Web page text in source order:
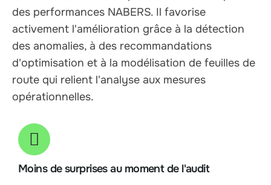
des performances NABERS. Il favorise
activement l'amélioration grâce à la détection
des anomalies, à des recommandations
d'optimisation et à la modélisation de feuilles de
route qui relient l'analyse aux mesures
opérationnelles.
Moins de surprises au moment de l'audit